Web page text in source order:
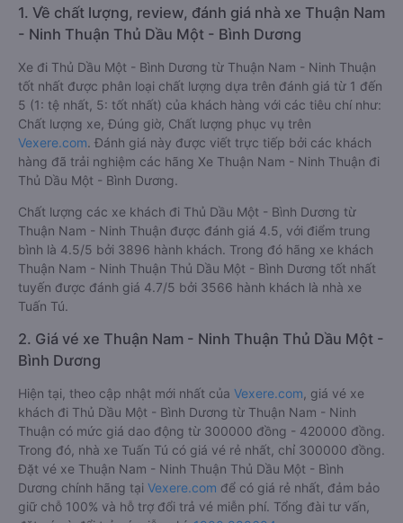
1. Về chất lượng, review, đánh giá nhà xe Thuận Nam
- Ninh Thuận Thủ Dầu Một - Bình Dương
Xe đi Thủ Dầu Một - Bình Dương từ Thuận Nam - Ninh Thuận
tốt nhất được phân loại chất lượng dựa trên đánh giá từ 1 đến
5 (1: tệ nhất, 5: tốt nhất) của khách hàng với các tiêu chí như:
Chất lượng xe, Đúng giờ, Chất lượng phục vụ trên
Vexere.com. Đánh giá này được viết trực tiếp bởi các khách
hàng đã trải nghiệm các hãng Xe Thuận Nam - Ninh Thuận đi
Thủ Dầu Một - Bình Dương.
Chất lượng các xe khách đi Thủ Dầu Một - Bình Dương từ
Thuận Nam - Ninh Thuận được đánh giá 4.5, với điểm trung
bình là 4.5/5 bởi 3896 hành khách. Trong đó hãng xe khách
Thuận Nam - Ninh Thuận Thủ Dầu Một - Bình Dương tốt nhất
tuyến được đánh giá 4.7/5 bởi 3566 hành khách là nhà xe
Tuấn Tú.
2. Giá vé xe Thuận Nam - Ninh Thuận Thủ Dầu Một -
Bình Dương
Hiện tại, theo cập nhật mới nhất của Vexere.com , giá vé xe
khách đi Thủ Dầu Một - Bình Dương từ Thuận Nam - Ninh
Thuận có mức giá dao động từ 300000 đồng - 420000 đồng.
Trong đó, nhà xe Tuấn Tú có giá vé rẻ nhất, chỉ 300000 đồng.
Đặt vé xe Thuận Nam - Ninh Thuận Thủ Dầu Một - Bình
Dương chính hãng tại Vexere.com để có giá rẻ nhất, đảm bảo
giữ chỗ 100% và hỗ trợ đổi trả vé miễn phí. Tổng đài tư vấn,